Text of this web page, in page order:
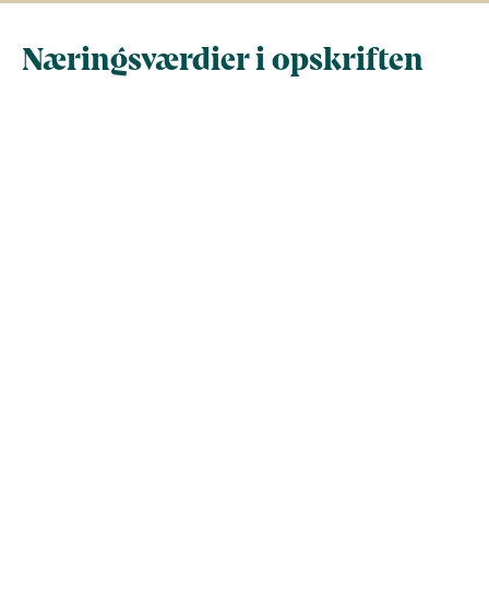
Næringsværdier i opskriften